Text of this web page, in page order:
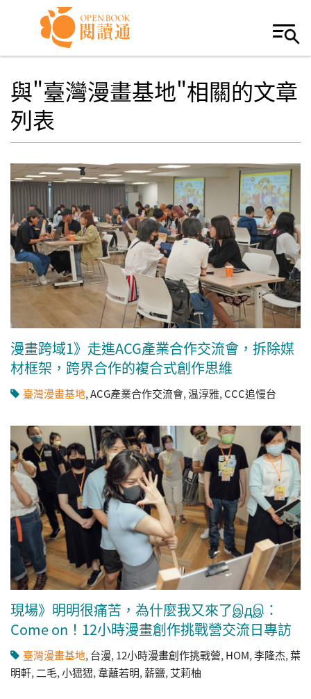
Skip to navigation
移至主內容
與"臺灣漫畫基地"相關的文章
列表
漫畫跨域1》走進ACG產業合作交流會，拆除媒
材框架，跨界合作的複合式創作思維
臺灣漫畫基地,ACG產業合作交流會,温淳雅, CCC追慢台
現場》明明很痛苦，為什麼我又來了இдஇ：
Come on！12小時漫畫創作挑戰營交流日專訪
臺灣漫畫基地,台漫,12小時漫畫創作挑戰營,HOM,李隆杰,葉
明軒,二毛,小峱峱,韋蘺若明,薪鹽,艾莉柚